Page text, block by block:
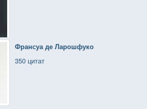
Франсуа де Ларошфуко
350 цитат